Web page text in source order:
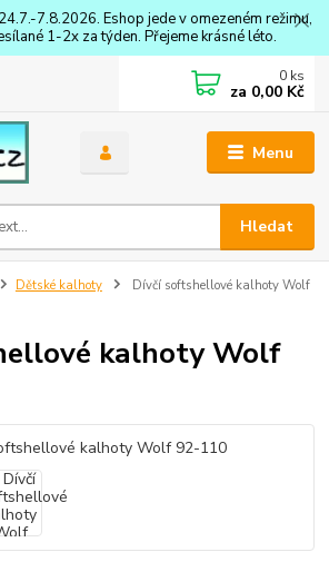
7.8.2026. Eshop jede v omezeném režimu,
1-2x za týden. Přejeme krásné léto.
Menu
Hledat
0 ks
za 0,00 Kč
Dětské kalhoty
Dívčí softshellové kalhoty Wolf
kalhoty Wolf